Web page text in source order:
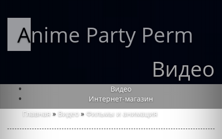
Anime Party Perm
Видео
Видео
Интернет-магазин
Главная » Видео » Фильмы и анимация